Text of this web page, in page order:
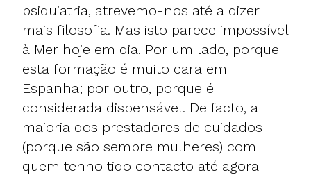
psiquiatria, atrevemo-nos até a dizer
mais filosofia. Mas isto parece impossível
à Mer hoje em dia. Por um lado, porque
esta formação é muito cara em
Espanha; por outro, porque é
considerada dispensável. De facto, a
maioria dos prestadores de cuidados
(porque são sempre mulheres) com
quem tenho tido contacto até agora